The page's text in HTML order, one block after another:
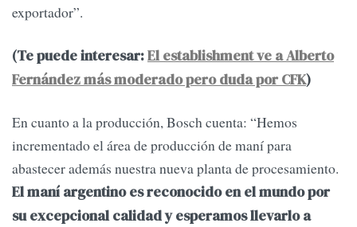
exportador”.
(Te puede interesar:El establishment ve a Alberto
Fernández más moderado pero duda por CFK)
En cuanto a la producción, Bosch cuenta: “Hemos
incrementado el área de producción de maní para
abastecer además nuestra nueva planta de procesamiento.
El maní argentino es reconocido en el mundo por
su excepcional calidad y esperamos llevarlo a